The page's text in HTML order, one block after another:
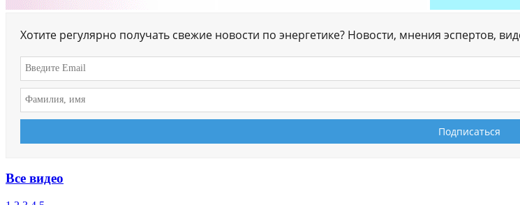
Хотите регулярно получать свежие новости по энергетике? Новости, мнения эспертов,
Все видео